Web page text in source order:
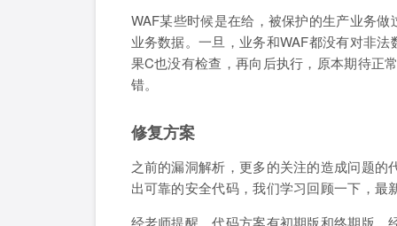
WAF某些时候是在给，被保护的生产业务
业务数据。一旦，业务和WAF都没有对非
果C也没有检查，再向后执行，原本期待正
错。
修复方案
之前的漏洞解析，更多的关注的造成问题
出可靠的安全代码，我们学习回顾一下，